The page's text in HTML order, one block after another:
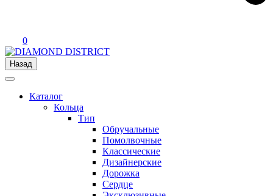
0
Назад
Каталог
Кольца
Тип
Обручальные
Помолвочные
Классические
Дизайнерские
Дорожка
Сердце